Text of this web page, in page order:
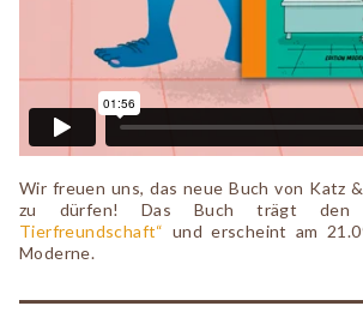
Wir freuen uns, das neue Buch von Katz
zu dürfen! Das Buch trägt
Tierfreundschaft“ und erscheint am
Moderne.